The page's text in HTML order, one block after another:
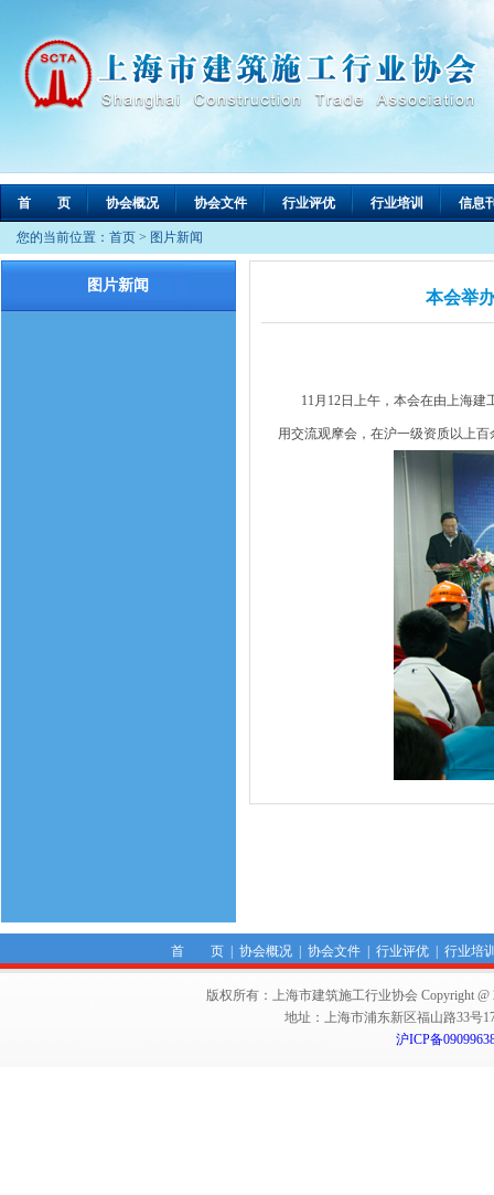
首 页 协会概况 协会文件 行业评优 行业培训 信息
您的当前位置： 首页 > 图片新闻
图片新闻
本会举
11月12日上午，本会在由上海建
用交流观摩会，在沪一级资质以上
首 页| 协会概况| 协会文件| 行业评优| 行业培
版权所有：上海市建筑施工行业协会 Copyright @
地址：上海市浦东新区福山路33号
沪ICP备